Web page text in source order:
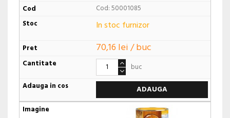
Cod: 50001085
In stoc furnizor
70,16 lei / buc
buc
ADAUGA